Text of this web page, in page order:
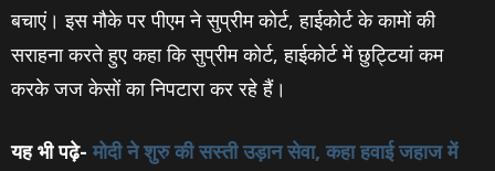
बचाएं। इस मौके पर पीएम ने सुप्रीम कोर्ट, हाईकोर्ट के कामों की
सराहना करते हुए कहा कि सुप्रीम कोर्ट, हाईकोर्ट में छुट्टियां कम
करके जज केसों का निपटारा कर रहे हैं।
यह भी पढ़े- मोदी ने शुरु की सस्‍ती उड़ान सेवा, कहा हवाई जहाज में